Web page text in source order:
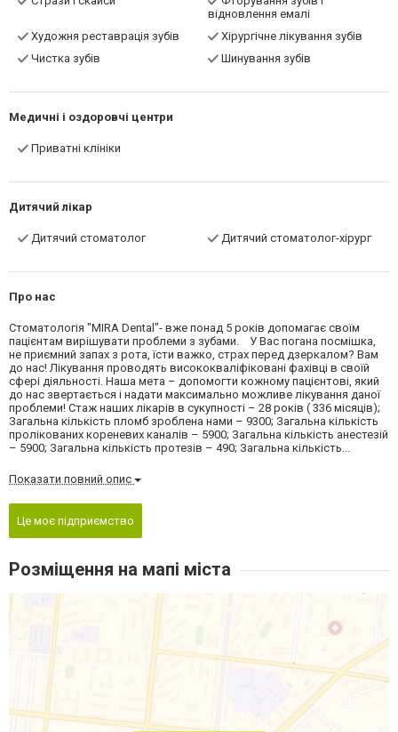
відновлення емалі
Художня реставрація зубів
Хірургічне лікування зубів
Чистка зубів
Шинування зубів
Медичні і оздоровчі центри
Приватні клініки
Дитячий лікар
Дитячий стоматолог Дитячий стоматолог-хірург
Про нас
Стоматологія "MIRA Dental"- вже понад 5 років допомагає своїм
пацієнтам вирішувати проблеми з зубами. У Вас погана посмішка,
не приємний запах з рота, їсти важко, страх перед дзеркалом? Вам
до нас! Лікування проводять висококваліфіковані фахівці в своїй
сфері діяльності. Наша мета – допомогти кожному пацієнтові, який
до нас звертається і надати максимально можливе лікування даної
проблеми! Стаж наших лікарів в сукупності – 28 років ( 336 місяців);
Загальна кількість пломб зроблена нами – 9300; Загальна кількість
пролікованих кореневих каналів – 5900; Загальна кількість анестезій
– 5900; Загальна кількість протезів – 490; Загальна кількість...
Показати повний опис
Це моє підприємство
Розміщення на мапі міста